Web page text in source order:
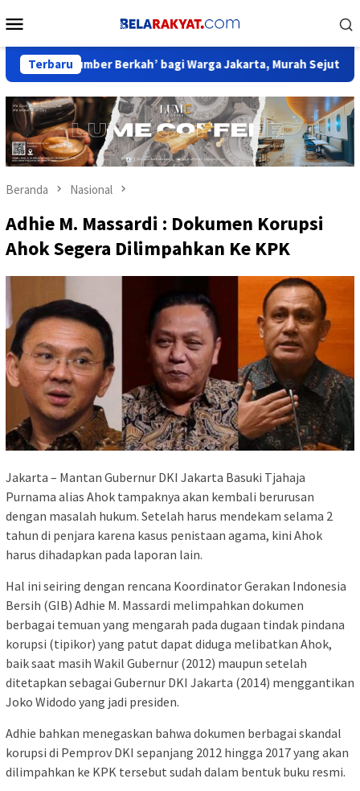
ke
Mobile
TerbaruBerkah’ bagi Warga Jakarta, Murah Sejuta Manfaat
Beranda Nasional
Adhie M. Massardi : Dokumen Korupsi
Ahok Segera Dilimpahkan Ke KPK
Jakarta – Mantan Gubernur DKI Jakarta Basuki Tjahaja
Purnama alias Ahok tampaknya akan kembali berurusan
dengan masalah hukum. Setelah harus mendekam selama 2
tahun di penjara karena kasus penistaan agama, kini Ahok
harus dihadapkan pada laporan lain.
Hal ini seiring dengan rencana Koordinator Gerakan Indonesia
Bersih (GIB) Adhie M. Massardi melimpahkan dokumen
berbagai temuan yang mengarah pada dugaan tindak pindana
korupsi (tipikor) yang patut dapat diduga melibatkan Ahok,
baik saat masih Wakil Gubernur (2012) maupun setelah
ditetapkan sebagai Gubernur DKI Jakarta (2014) menggantikan
Joko Widodo yang jadi presiden.
Adhie bahkan menegaskan bahwa dokumen berbagai skandal
korupsi di Pemprov DKI sepanjang 2012 hingga 2017 yang akan
dilimpahkan ke KPK tersebut sudah dalam bentuk buku resmi.